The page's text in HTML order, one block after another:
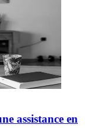
assistance en